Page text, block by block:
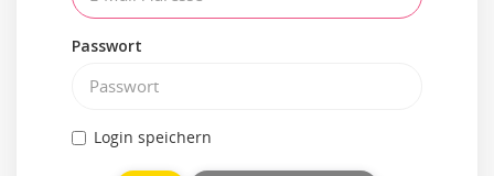
Passwort
Login speichern